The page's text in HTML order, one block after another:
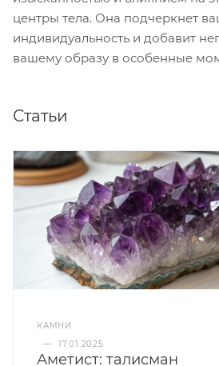
центры тела. Она подчеркнет
индивидуальность и добавит
вашему образу в особенные
Статьи
КАМНИ
—
17.01.2025
Аметист: талисман